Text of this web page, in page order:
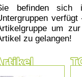
befinden sich
um
zu gelangen!